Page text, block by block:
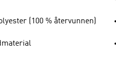
(100 % återvunnen)